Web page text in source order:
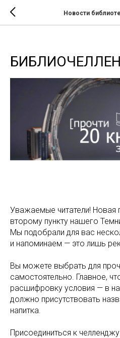
Новости
Уважаемые читатели! Новая
второму пункту нашего
Мы подобрали для вас
и напоминаем — это лишь
Вы можете выбрать для
самостоятельно. Главное,
расшифровку условия — в
должно присутствовать
напитка.
Присоединиться к